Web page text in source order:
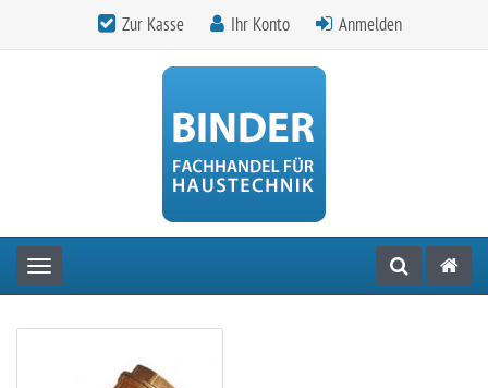
Zur Kasse Ihr Konto Anmelden
Toggle navigation